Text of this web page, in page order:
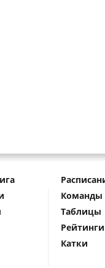
Команды
Таблицы
Рейтинги
Катки